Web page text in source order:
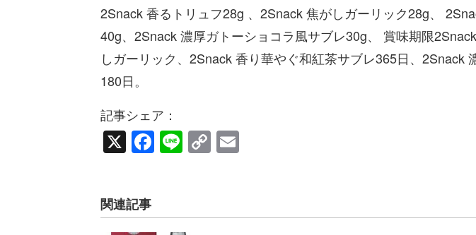
2Snack ⾹るトリュフ28g 、2Snack 焦がしガーリック28g、
40g、2Snack 濃厚ガトーショコラ⾵サブレ30g、 賞味期限
しガーリック、2Snack ⾹り華やぐ和紅茶サブレ365⽇、2Snack
180⽇。
記事シェア：
X Facebook
LineCopy
関連記事